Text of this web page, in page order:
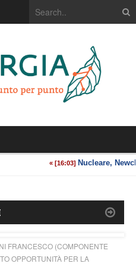
FRANCESCO (COMPONENTE
OPPORTUNITÀ PER LA